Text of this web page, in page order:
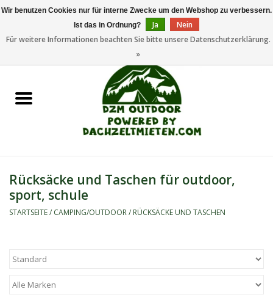
Dachzeltanhänger
Camping/Outdoor
Marken
Rücksäcke und Taschen für outdoor,
sport, schule
STARTSEITE/ CAMPING/OUTDOOR/ RÜCKSÄCKE UND TASCHEN
Wir benutzen Cookies nur für interne Zwecke um den Webshop zu verbessern.
Ist das in Ordnung?
Ja
Nein
Für weitere Informationen beachten Sie bitte unsere Datenschutzerklärung.
»